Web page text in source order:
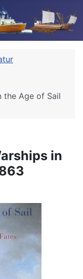
the Age of Sail
in